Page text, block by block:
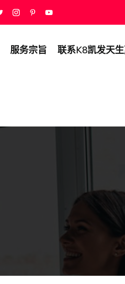
服务宗旨 联系k8凯发天